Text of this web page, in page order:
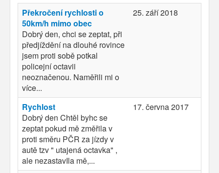
Překročení rychlosti o
50km/h mimo obec
Dobrý den, chci se zeptat, při
předjíždění na dlouhé rovince
jsem proti sobě potkal
policejní octavii
neoznačenou. Naměřili mi o
více...
25. září 2018
Rychlost
Dobrý den Chtěl byhc se
zeptat pokud mě změřila v
proti směru PČR za jízdy v
autě tzv " utajená octavka" ,
ale nezastavIla mě,...
17. června 2017